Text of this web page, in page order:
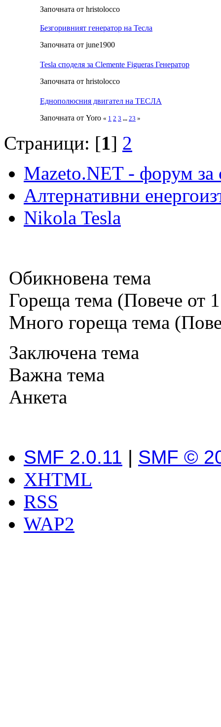
Започната от hristolocco
Безгоривният генератор на Тесла
Започната от june1900
Tesla споделя за Clemente Figueras Генератор
Започната от hristolocco
Еднополюсния двигател на ТЕСЛА
Започната от Yoro « 1 2 3 ... 23 »
Страници: [1] 2
Mazeto.NET - форум за
Алтернативни
Nikola Tesla
Обикновена тема
Гореща тема (Повече от
Много гореща тема
Заключена тема
Важна тема
Анкета
SMF 2.0.11 | SMF ©
XHTML
RSS
WAP2